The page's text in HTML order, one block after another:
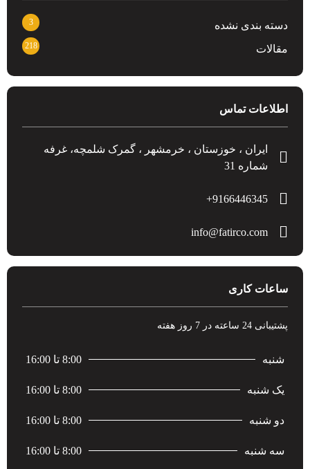
دسته بندی نشده 3
مقالات 218
اطلاعات تماس
ایران ، خوزستان ، خرمشهر ، گمرک شلمچه، غرفه
شماره 31
9166446345+
info@fatirco.com
ساعات کاری
پشتیبانی 24 ساعته در 7 روز هفته
شنبه 8:00 تا 16:00
یک شنبه 8:00 تا 16:00
دو شنبه 8:00 تا 16:00
سه شنبه 8:00 تا 16:00